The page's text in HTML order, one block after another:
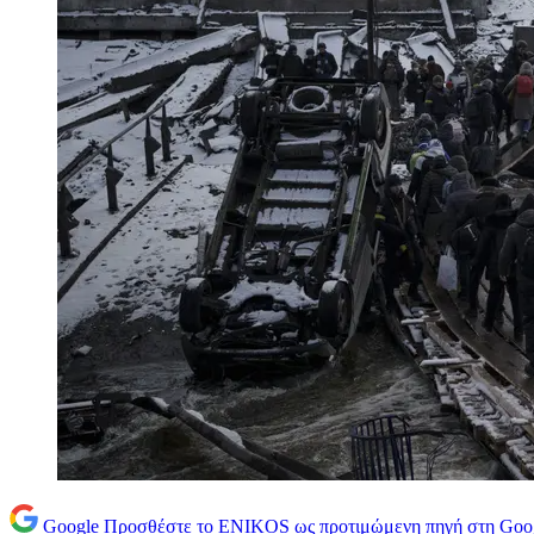
Google Προσθέστε το ENIKOS ως προτιμώμενη πηγή στη